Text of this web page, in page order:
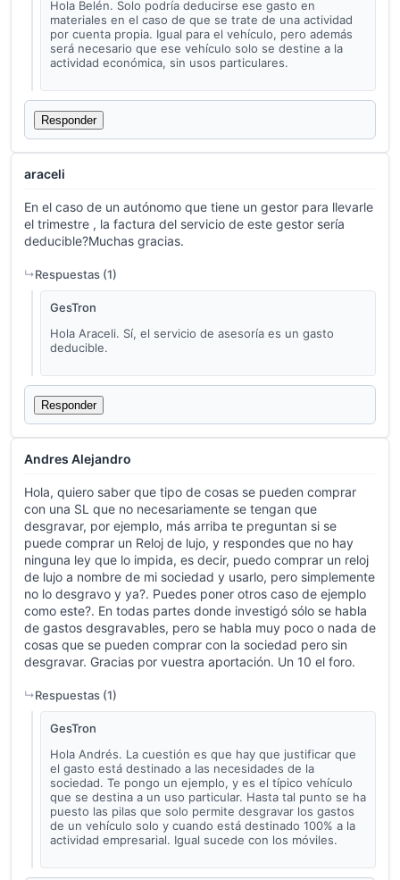
Hola Belén. Solo podría deducirse ese gasto en
materiales en el caso de que se trate de una actividad
por cuenta propia. Igual para el vehículo, pero además
será necesario que ese vehículo solo se destine a la
actividad económica, sin usos particulares.
Responder
araceli
En el caso de un autónomo que tiene un gestor para llevarle
el trimestre , la factura del servicio de este gestor sería
deducible?Muchas gracias.
Respuestas (1)
GesTron
Hola Araceli. Sí, el servicio de asesoría es un gasto
deducible.
Responder
Andres Alejandro
Hola, quiero saber que tipo de cosas se pueden comprar
con una SL que no necesariamente se tengan que
desgravar, por ejemplo, más arriba te preguntan si se
puede comprar un Reloj de lujo, y respondes que no hay
ninguna ley que lo impida, es decir, puedo comprar un reloj
de lujo a nombre de mi sociedad y usarlo, pero simplemente
no lo desgravo y ya?. Puedes poner otros caso de ejemplo
como este?. En todas partes donde investigó sólo se habla
de gastos desgravables, pero se habla muy poco o nada de
cosas que se pueden comprar con la sociedad pero sin
desgravar. Gracias por vuestra aportación. Un 10 el foro.
Respuestas (1)
GesTron
Hola Andrés. La cuestión es que hay que justificar que
el gasto está destinado a las necesidades de la
sociedad. Te pongo un ejemplo, y es el típico vehículo
que se destina a un uso particular. Hasta tal punto se ha
puesto las pilas que solo permite desgravar los gastos
de un vehículo solo y cuando está destinado 100% a la
actividad empresarial. Igual sucede con los móviles.